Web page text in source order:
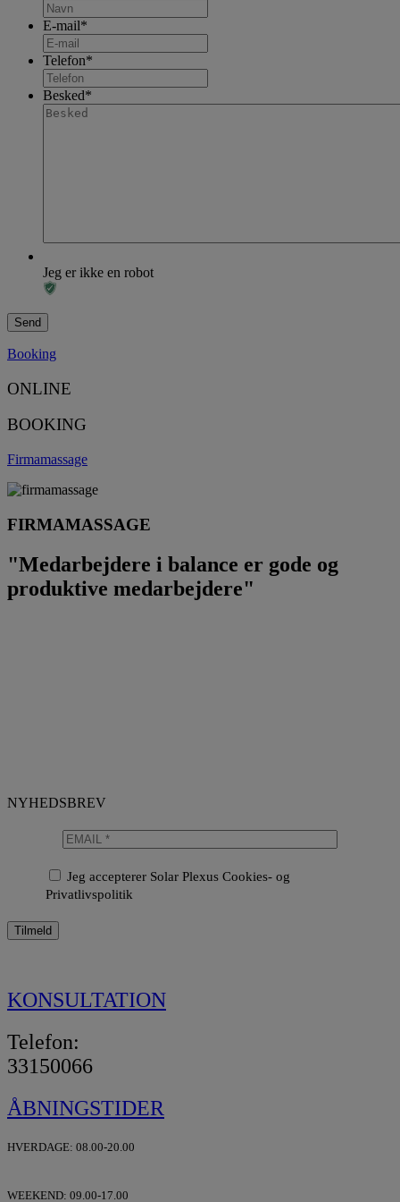
E-mail*
Telefon*
Besked*
Jeg er ikke en robot
Booking
ONLINE
BOOKING
Firmamassage
FIRMAMASSAGE
"Medarbejdere i balance er gode og
produktive medarbejdere"
NYHEDSBREV
Jeg accepterer Solar Plexus Cookies- og
Privatlivspolitik
KONSULTATION
Telefon:
33150066
ÅBNINGSTIDER
HVERDAGE: 08.00-20.00
WEEKEND: 09.00-17.00